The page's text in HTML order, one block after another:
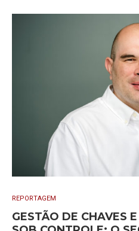
REPORTAGEM
GESTÃO DE CHAVES